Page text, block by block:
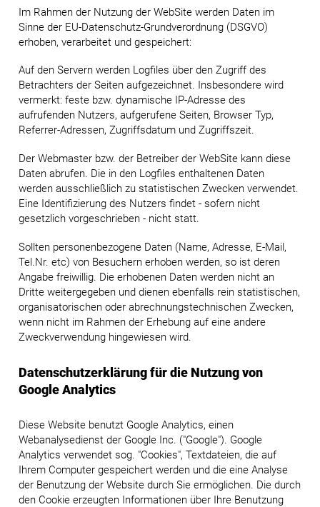
Im Rahmen der Nutzung der WebSite werden Daten im
Sinne der EU-Datenschutz-Grundverordnung (DSGVO)
erhoben, verarbeitet und gespeichert:
Auf den Servern werden Logfiles über den Zugriff des
Betrachters der Seiten aufgezeichnet. Insbesondere wird
vermerkt: feste bzw. dynamische IP-Adresse des
aufrufenden Nutzers, aufgerufene Seiten, Browser Typ,
Referrer-Adressen, Zugriffsdatum und Zugriffszeit.
Der Webmaster bzw. der Betreiber der WebSite kann diese
Daten abrufen. Die in den Logfiles enthaltenen Daten
werden ausschließlich zu statistischen Zwecken verwendet.
Eine Identifizierung des Nutzers findet - sofern nicht
gesetzlich vorgeschrieben - nicht statt.
Sollten personenbezogene Daten (Name, Adresse, E-Mail,
Tel.Nr. etc) von Besuchern erhoben werden, so ist deren
Angabe freiwillig. Die erhobenen Daten werden nicht an
Dritte weitergegeben und dienen ebenfalls rein statistischen,
organisatorischen oder abrechnungstechnischen Zwecken,
wenn nicht im Rahmen der Erhebung auf eine andere
Zweckverwendung hingewiesen wird.
Datenschutzerklärung für die Nutzung von
Google Analytics
Diese Website benutzt Google Analytics, einen
Webanalysedienst der Google Inc. ("Google"). Google
Analytics verwendet sog. "Cookies", Textdateien, die auf
Ihrem Computer gespeichert werden und die eine Analyse
der Benutzung der Website durch Sie ermöglichen. Die durch
den Cookie erzeugten Informationen über Ihre Benutzung